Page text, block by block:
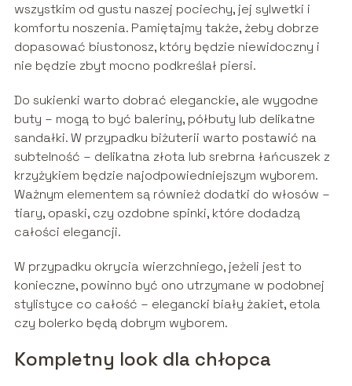
wszystkim od gustu naszej pociechy, jej sylwetki i
komfortu noszenia. Pamiętajmy także, żeby dobrze
dopasować biustonosz, który będzie niewidoczny i
nie będzie zbyt mocno podkreślał piersi.
Do sukienki warto dobrać eleganckie, ale wygodne
buty – mogą to być baleriny, półbuty lub delikatne
sandałki. W przypadku biżuterii warto postawić na
subtelność – delikatna złota lub srebrna łańcuszek z
krzyżykiem będzie najodpowiedniejszym wyborem.
Ważnym elementem są również dodatki do włosów –
tiary, opaski, czy ozdobne spinki, które dodadzą
całości elegancji.
W przypadku okrycia wierzchniego, jeżeli jest to
konieczne, powinno być ono utrzymane w podobnej
stylistyce co całość – elegancki biały żakiet, etola
czy bolerko będą dobrym wyborem.
Kompletny look dla chłopca